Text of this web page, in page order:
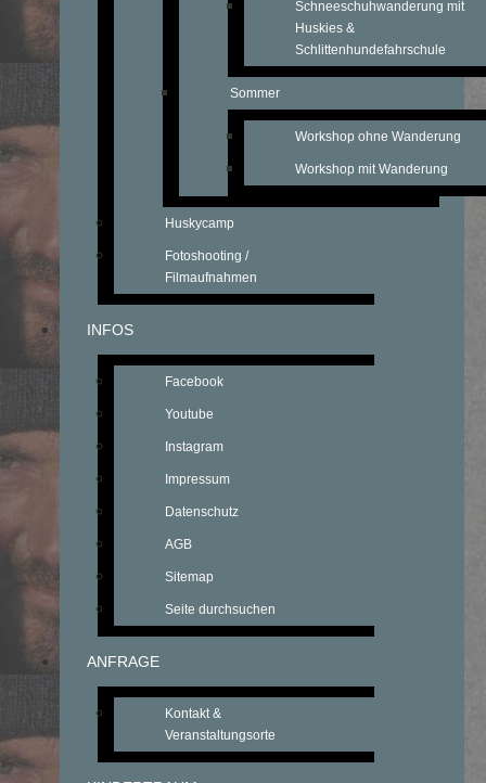
Schneeschuhwanderung mit
Huskies &
Schlittenhundefahrschule
Sommer
Workshop ohne Wanderung
Workshop mit Wanderung
Huskycamp
Fotoshooting /
Filmaufnahmen
INFOS
Facebook
Youtube
Instagram
Impressum
Datenschutz
AGB
Sitemap
Seite durchsuchen
ANFRAGE
Kontakt &
Veranstaltungsorte